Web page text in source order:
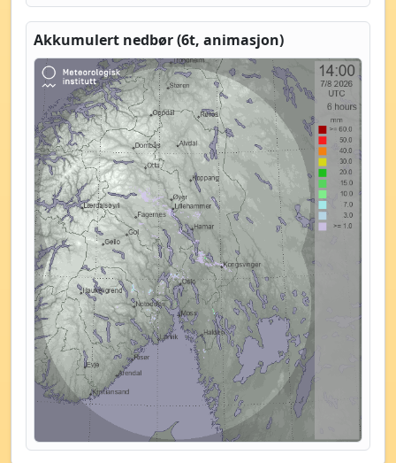
Akkumulert nedbør (6t, animasjon)